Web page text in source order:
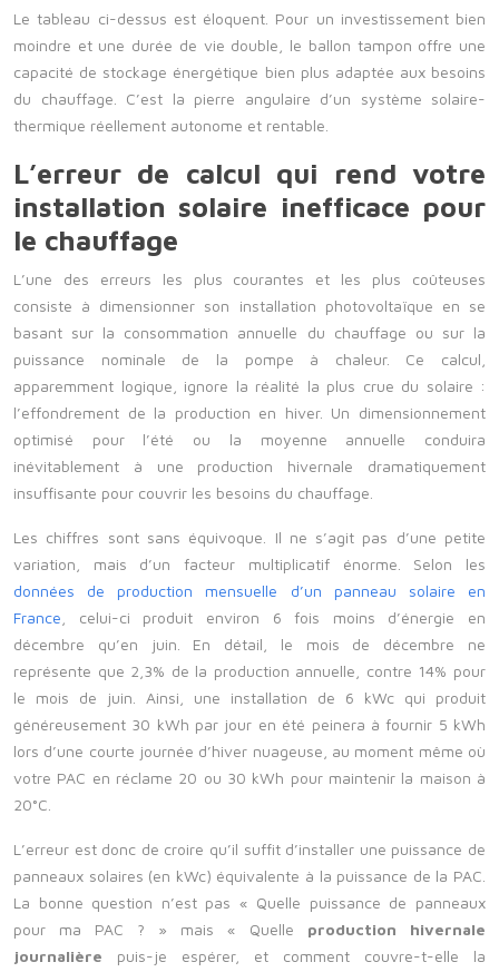
Le tableau ci-dessus est éloquent. Pour un investissement bien
moindre et une durée de vie double, le ballon tampon offre une
capacité de stockage énergétique bien plus adaptée aux besoins
du chauffage. C’est la pierre angulaire d’un système solaire-
thermique réellement autonome et rentable.
L’erreur de calcul qui rend votre
installation solaire inefficace pour
le chauffage
L’une des erreurs les plus courantes et les plus coûteuses
consiste à dimensionner son installation photovoltaïque en se
basant sur la consommation annuelle du chauffage ou sur la
puissance nominale de la pompe à chaleur. Ce calcul,
apparemment logique, ignore la réalité la plus crue du solaire :
l’effondrement de la production en hiver. Un dimensionnement
optimisé pour l’été ou la moyenne annuelle conduira
inévitablement à une production hivernale dramatiquement
insuffisante pour couvrir les besoins du chauffage.
Les chiffres sont sans équivoque. Il ne s’agit pas d’une petite
variation, mais d’un facteur multiplicatif énorme. Selon les
données de production mensuelle d’un panneau solaire en
France, celui-ci produit environ 6 fois moins d’énergie en
décembre qu’en juin. En détail, le mois de décembre ne
représente que 2,3% de la production annuelle, contre 14% pour
le mois de juin. Ainsi, une installation de 6 kWc qui produit
généreusement 30 kWh par jour en été peinera à fournir 5 kWh
lors d’une courte journée d’hiver nuageuse, au moment même où
votre PAC en réclame 20 ou 30 kWh pour maintenir la maison à
20°C.
L’erreur est donc de croire qu’il suffit d’installer une puissance de
panneaux solaires (en kWc) équivalente à la puissance de la PAC.
La bonne question n’est pas « Quelle puissance de panneaux
pour ma PAC ? » mais « Quelle production hivernale
journalière puis-je espérer, et comment couvre-t-elle la